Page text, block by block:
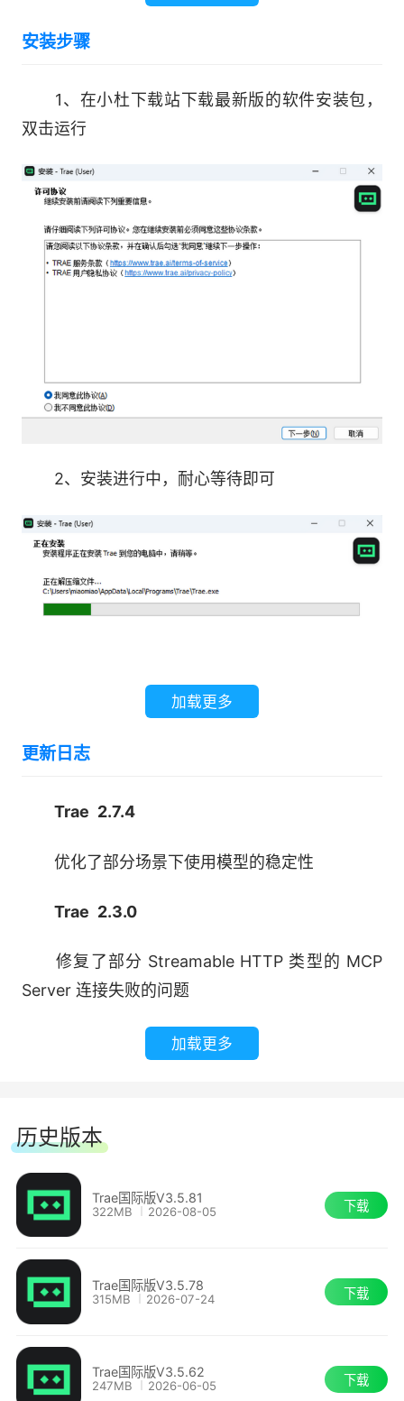
隐私与安全：我们始终致力于保护用户的隐私
的原则。
1、本地数据存储
代码文件默认保存在用户本地设备。为生成索
引，文件可能会被临时上传以计算嵌入。处理完成
2、安全访问控制
通过严格的访问权限管理和加密传输机制，防
3、区域化部署
用户数据与服务基础设施依据账号归属地进行
安装步骤
1、在小杜下载站下载最新版的软件安装包，
双击运行
2、安装进行中，耐心等待即可
加载更多
更新日志
Trae 2.7.4
优化了部分场景下使用模型的稳定性
Trae 2.3.0
修复了部分 Streamable HTTP 类型的 MCP
Server 连接失败的问题
加载更多
历史版本
Trae国际版V3.5.81
322MB 2026-08-05 下载
Trae国际版V3.5.78
315MB 2026-07-24 下载
Trae国际版V3.5.62
247MB 2026-06-05 下载